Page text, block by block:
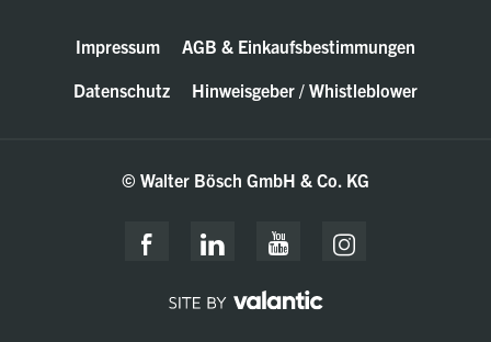
Impressum
AGB & Einkaufsbestimmungen
Datenschutz
Hinweisgeber / Whistleblower
© Walter Bösch GmbH & Co. KG